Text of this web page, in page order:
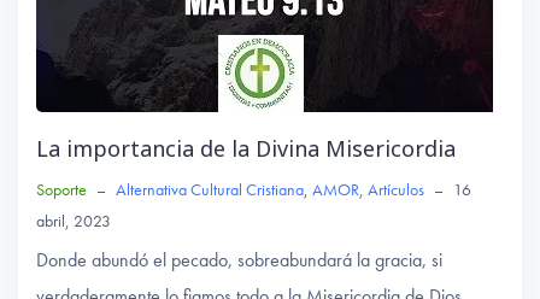
La importancia de la Divina Misericordia
Soporte – Alternativa Cultural Cristiana, AMOR, Artículos – 16
abril, 2023
Donde abundó el pecado, sobreabundará la gracia, si